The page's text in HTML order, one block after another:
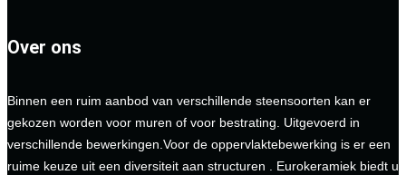
Over ons
Binnen een ruim aanbod van verschillende steensoorten kan er
gekozen worden voor muren of voor bestrating. Uitgevoerd in
verschillende bewerkingen.Voor de oppervlaktebewerking is er een
ruime keuze uit een diversiteit aan structuren . Eurokeramiek biedt u